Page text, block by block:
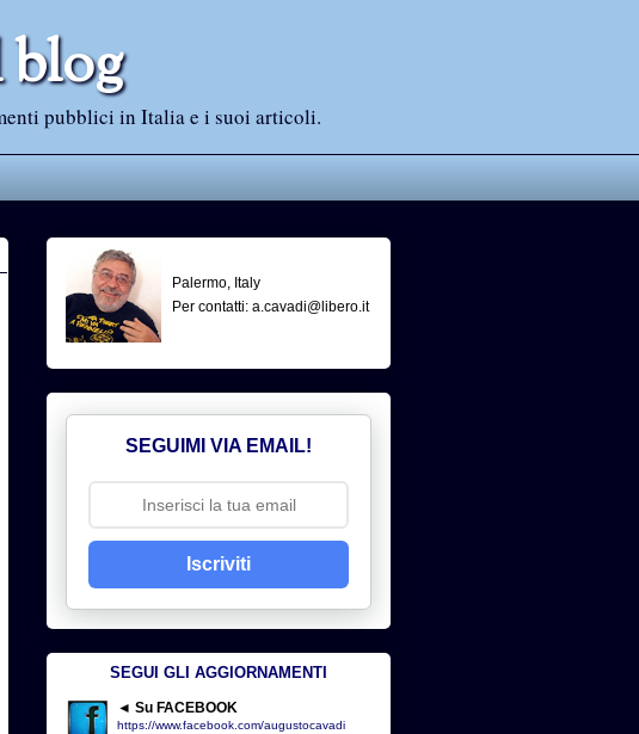
pubblici in Italia e i suoi articoli.
Palermo, Italy
Per contatti: a.cavadi@libero.it
SEGUIMI VIA EMAIL!
Iscriviti
SEGUI GLI AGGIORNAMENTI
◄ Su FACEBOOK
https://www.facebook.com/augustocavadi